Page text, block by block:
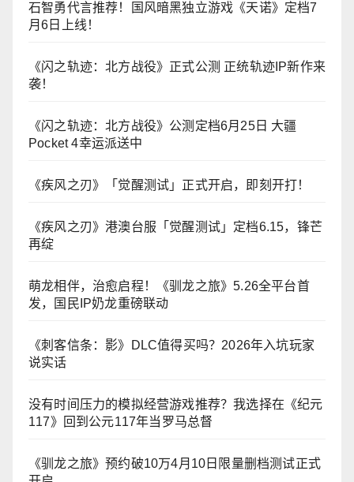
石智勇代言推荐！国风暗黑独立游戏《天诺》定档7
月6日上线！
《闪之轨迹：北方战役》正式公测 正统轨迹IP新作来
袭！
《闪之轨迹：北方战役》公测定档6月25日 大疆
Pocket 4幸运派送中
《疾风之刃》「觉醒测试」正式开启，即刻开打！
《疾风之刃》港澳台服「觉醒测试」定档6.15，锋芒
再绽
萌龙相伴，治愈启程！《驯龙之旅》5.26全平台首
发，国民IP奶龙重磅联动
《刺客信条：影》DLC值得买吗？2026年入坑玩家
说实话
没有时间压力的模拟经营游戏推荐？我选择在《纪元
117》回到公元117年当罗马总督
《驯龙之旅》预约破10万4月10日限量删档测试正式